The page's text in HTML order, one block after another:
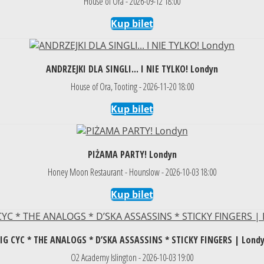
Kup bilet
ANDRZEJKI DLA SINGLI... I NIE TYLKO! Londyn
House of Ora, Tooting - 2026-11-20 18:00
Kup bilet
PIŻAMA PARTY! Londyn
Honey Moon Restaurant - Hounslow - 2026-10-03 18:00
Kup bilet
CYC * THE ANALOGS * D’SKA ASSASSINS * STICKY FINGERS |
O2 Academy Islington - 2026-10-03 19:00